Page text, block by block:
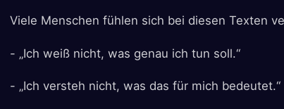
Viele Menschen fühlen sich bei diesen Texten
- „Ich weiß nicht, was genau ich tun soll.“
- „Ich versteh nicht, was das für mich bedeutet.“